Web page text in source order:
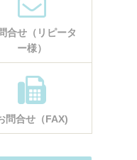
合せ（リピータ
ー様）
問合せ（FAX)